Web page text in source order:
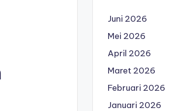
Juni 2026
Mei 2026
April 2026
Maret 2026
Februari 2026
Januari 2026